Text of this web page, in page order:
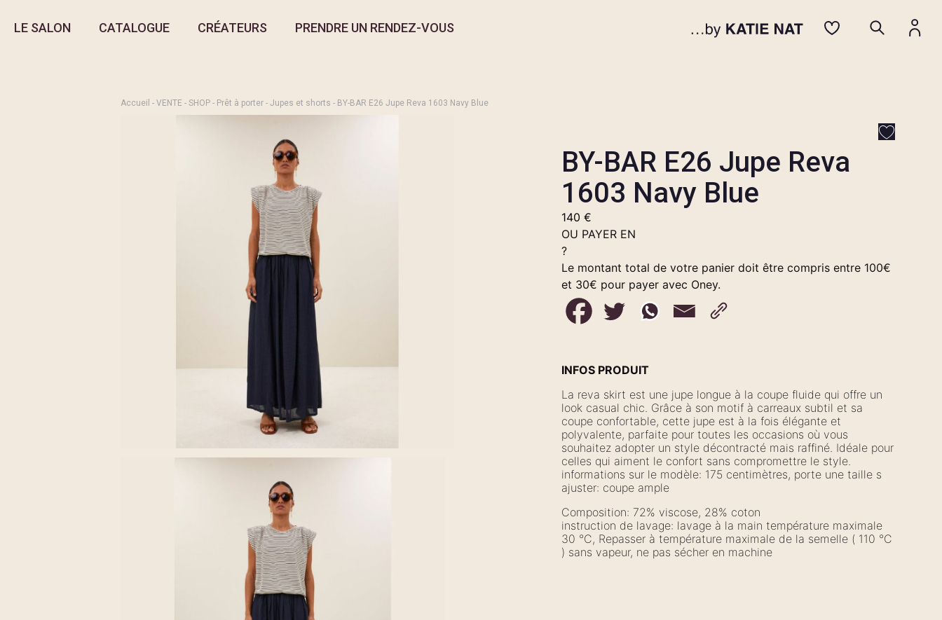
LE SALON CATALOGUE CRÉATEURS PRENDRE UN RENDEZ-VOUS
Accueil - VENTE - SHOP - Prêt à porter - Jupes et shorts - BY-BAR E26 Jupe Reva 1603 Navy Blue
BY-BAR E26 Jupe Reva
1603 Navy Blue
140 €
OU PAYER EN
?
Le montant total de votre panier doit être compris entre 100€
et 30€ pour payer avec Oney.
INFOS PRODUIT
La reva skirt est une jupe longue à la coupe fluide qui offre un
look casual chic. Grâce à son motif à carreaux subtil et sa
coupe confortable, cette jupe est à la fois élégante et
polyvalente, parfaite pour toutes les occasions où vous
souhaitez adopter un style décontracté mais raffiné. Idéale pour
celles qui aiment le confort sans compromettre le style.
informations sur le modèle: 175 centimètres, porte une taille s
ajuster: coupe ample
Composition: 72% viscose, 28% coton
instruction de lavage: lavage à la main température maximale
30 °C, Repasser à température maximale de la semelle ( 110 °C
) sans vapeur, ne pas sécher en machine